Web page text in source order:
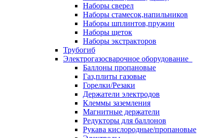
Наборы сверел
Наборы стамесок,напильников
Наборы шплинтов,пружин
Наборы щеток
Наборы экстракторов
Трубогиб
Электрогазосварочное оборудование
Баллоны пропановые
Газ,плиты газовые
Горелки/Резаки
Держатели электродов
Клеммы заземления
Магнитные держатели
Редукторы для баллонов
Рукава кислородные/пропановые